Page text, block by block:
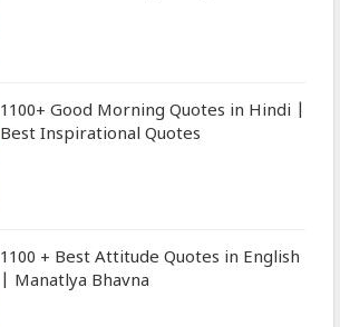
1100+ Good Morning Quotes in Hindi |
Best Inspirational Quotes
1100 + Best Attitude Quotes in English
| Manatlya Bhavna